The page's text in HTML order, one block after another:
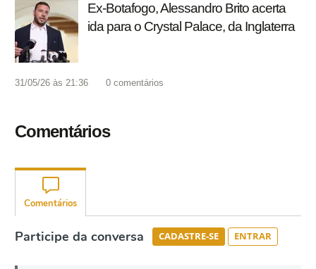
Ex-Botafogo, Alessandro Brito acerta
ida para o Crystal Palace, da Inglaterra
31/05/26 às 21:36 0 comentários
Comentários